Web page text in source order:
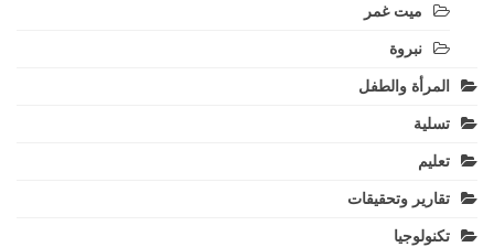
ميت غمر
نبروة
المرأة والطفل
تسلية
تعليم
تقارير وتحقيقات
تكنولوجيا